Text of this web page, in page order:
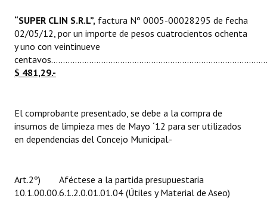
Datos Históricos
Premio al Mérito - Registro
Mujeres que Dejaron Huellas - Registro
Periodistas Decanos - Registro
Banca del Vecino - Registro
“SUPER CLIN S.R.L”, factura Nº 0005-00028295 de fecha
02/05/12, por un importe de pesos cuatrocientos ochenta
y uno con veintinueve
$ 481,29.-
El comprobante presentado, se debe a la compra de
insumos de limpieza mes de Mayo ´12 para ser utilizados
en dependencias del Concejo Municipal.-
Art.2º) Aféctese a la partida presupuestaria
10.1.00.00.6.1.2.0.01.01.04 (Útiles y Material de Aseo)